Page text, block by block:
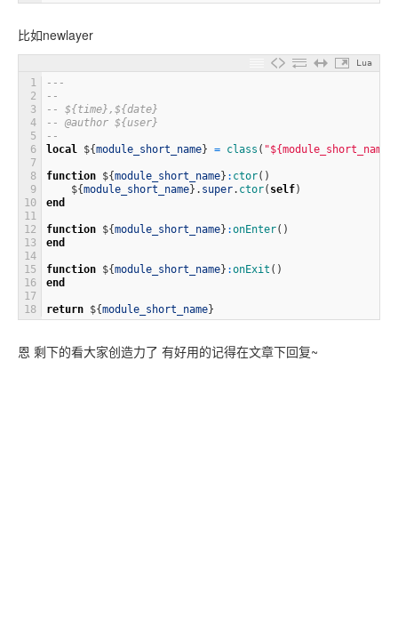
比如newlayer
Lua
1
2
3
4
5
6
7
8
9
10
11
12
13
14
15
16
17
18
---
--
-- ${time},${date}
-- @author ${user}
--
local ${module_short_name} = class (
function ${module_short_name} : ctor( )
${module_short_name} . super. ctor( self)
end
function ${module_short_name} :onEnter( )
end
function ${module_short_name} :onExit ( )
end
return ${module_short_name}
恩 剩下的看大家创造力了 有好用的记得在文章下回复~